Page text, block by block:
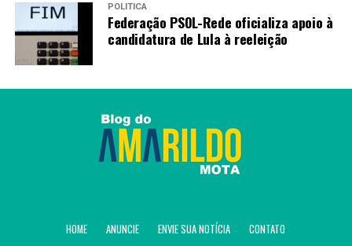
POLÍTICA
Federação PSOL-Rede oficializa apoio à
candidatura de Lula à reeleição
HOME ANUNCIE ENVIE SUA NOTÍCIA CONTATO